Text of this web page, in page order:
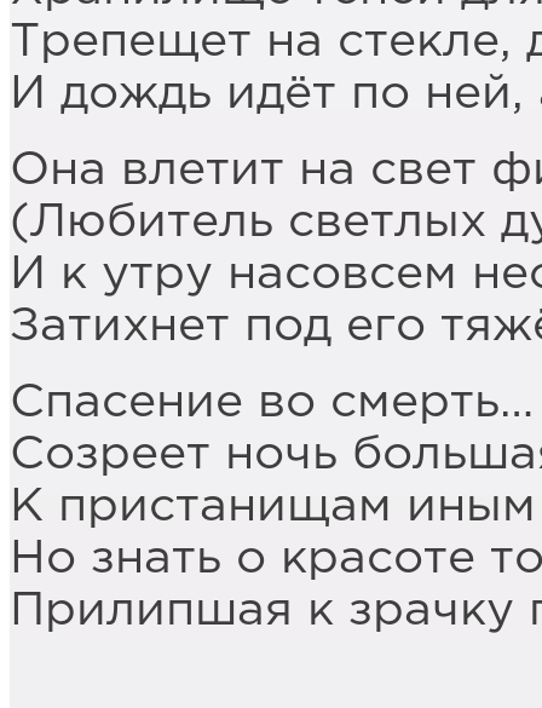
Трепещет на
И дождь идёт по ней,
Она влетит на свет
(Любитель светлых
И к утру насовсем
Затихнет под его
Спасение во смерть…
Созреет ночь
К пристанищам иным
Но знать о красоте
Прилипшая к зрачку